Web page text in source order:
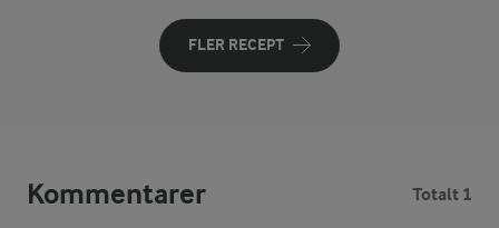
FLER RECEPT
Kommentarer Totalt 1